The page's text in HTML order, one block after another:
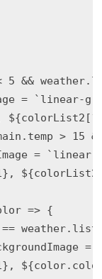
5 &&
= `linear-
> 15
=
=> {